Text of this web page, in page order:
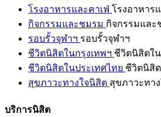
โรงอาหารและคาเฟ่ โรงอาหาร
กิจกรรมและชมรม กิจกรรมและ
รอบรั้วจุฬาฯ รอบรั้วจุฬาฯ
ชีวิตนิสิตในกรุงเทพฯ ชีวิตนิสิตใ
ชีวิตนิสิตในประเทศไทย ชีวิตนิสิ
สุขภาวะทางใจนิสิต สุขภาวะทา
บริการนิสิต